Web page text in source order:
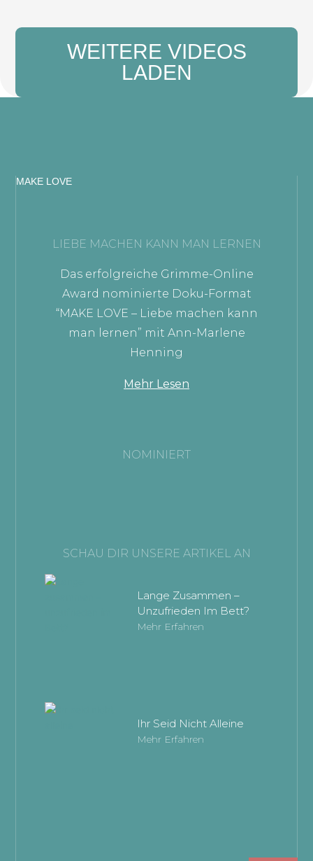
WEITERE VIDEOS
LADEN
MAKE LOVE
LIEBE MACHEN KANN MAN LERNEN
Das erfolgreiche Grimme-Online
Award nominierte Doku-Format
“MAKE LOVE – Liebe machen kann
man lernen” mit Ann-Marlene
Henning
Mehr Lesen
NOMINIERT
SCHAU DIR UNSERE ARTIKEL AN
Lange Zusammen –
Unzufrieden Im Bett?
Mehr Erfahren
Ihr Seid Nicht Alleine
Mehr Erfahren